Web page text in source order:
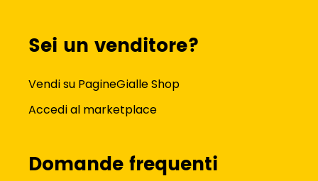
Sei un venditore?
Vendi su PagineGialle Shop
Accedi al marketplace
Domande frequenti